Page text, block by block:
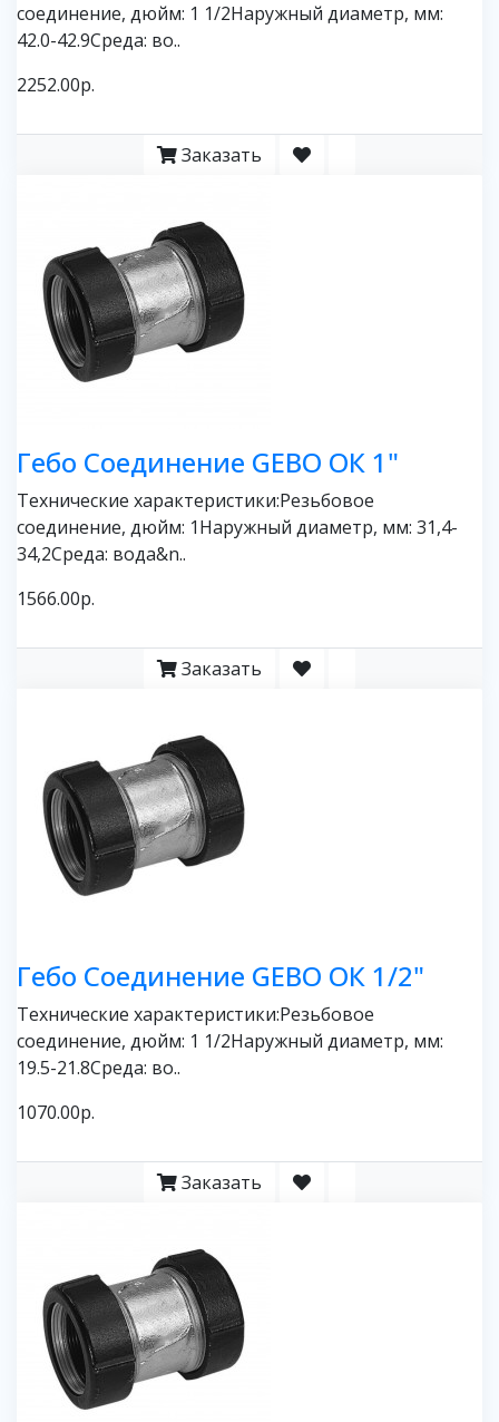
соединение, дюйм: 1 1/2Наружный диаметр, мм:
42.0-42.9Среда: во..
2252.00р.
Заказать
Гебо Соединение GEBO ОК 1"
Технические характеристики:Резьбовое
соединение, дюйм: 1Наружный диаметр, мм: 31,4-
34,2Среда: вода&n..
1566.00р.
Заказать
Гебо Соединение GEBO ОК 1/2"
Технические характеристики:Резьбовое
соединение, дюйм: 1 1/2Наружный диаметр, мм:
19.5-21.8Среда: во..
1070.00р.
Заказать